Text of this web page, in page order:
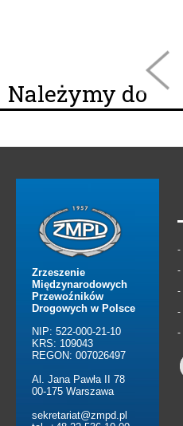
Należymy do
Zrzeszenie
Międzynarodowych
Przewoźników
Drogowych w Polsce
NIP: 522-000-21-10
KRS: 109043
REGON: 007026497
Al. Jana Pawła II 78
00-175 Warszawa
sekretariat@zmpd.pl
-
-
-
-
-